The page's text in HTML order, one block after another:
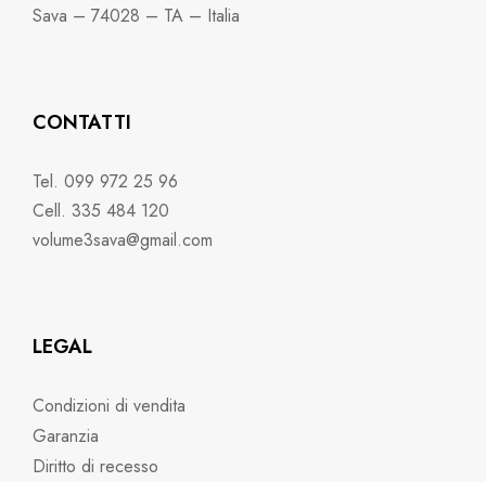
Sava – 74028 – TA – Italia
CONTATTI
Tel. 099 972 25 96
Cell. 335 484 120
volume3sava@gmail.com
LEGAL
Condizioni di vendita
Garanzia
Diritto di recesso